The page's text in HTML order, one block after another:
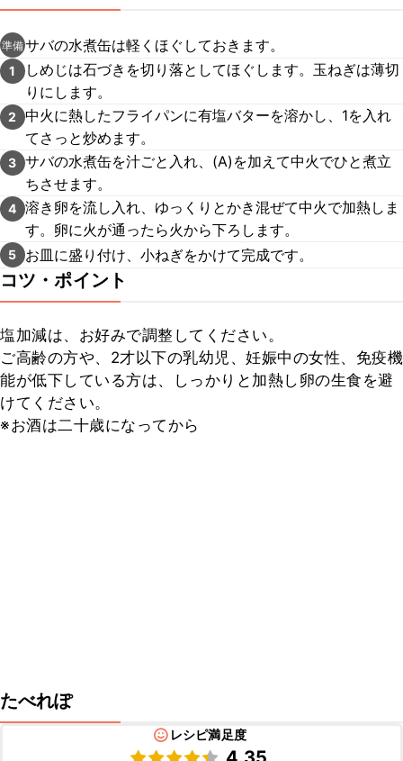
準備サバの水煮缶は軽くほぐしておきます。
1
しめじは石づきを切り落としてほぐします。玉ねぎは薄切
りにします。
2
中火に熱したフライパンに有塩バターを溶かし、1を入れ
てさっと炒めます。
3 サバの水煮缶を汁ごと入れ、(A)を加えて中火でひと煮立
ちさせます。
4 溶き卵を流し入れ、ゆっくりとかき混ぜて中火で加熱しま
す。卵に火が通ったら火から下ろします。
5 お皿に盛り付け、小ねぎをかけて完成です。
コツ・ポイント
塩加減は、お好みで調整してください。
ご高齢の方や、2才以下の乳幼児、妊娠中の女性、免疫機
能が低下している方は、しっかりと加熱し卵の生食を避
けてください。
※お酒は二十歳になってから
たべれぽ
レシピ満足度